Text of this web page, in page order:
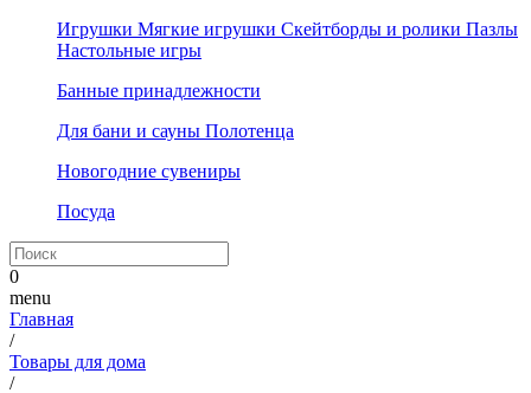
Игрушки Мягкие игрушки Скейтборды и ролики Пазлы
Настольные игры
Банные принадлежности
Для бани и сауны Полотенца
Новогодние сувениры
Посуда
0
menu
Главная
/
Товары для дома
/